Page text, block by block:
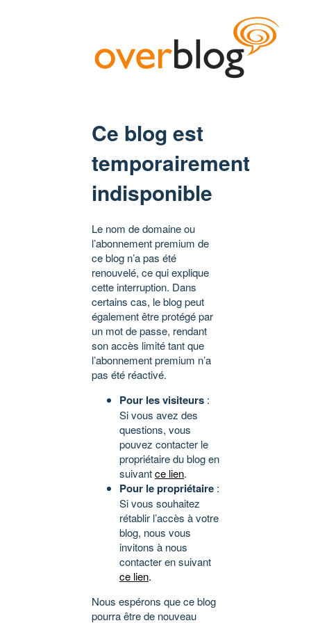
Ce blog est
temporairement
indisponible
Le nom de domaine ou
l’abonnement premium de
ce blog n’a pas été
renouvelé, ce qui explique
cette interruption. Dans
certains cas, le blog peut
également être protégé par
un mot de passe, rendant
son accès limité tant que
l’abonnement premium n’a
pas été réactivé.
Pour les visiteurs :
Si vous avez des
questions, vous
pouvez contacter le
propriétaire du blog en
suivantce lien.
Pour le propriétaire :
Si vous souhaitez
rétablir l’accès à votre
blog, nous vous
invitons à nous
contacter en suivant
ce lien.
Nous espérons que ce blog
pourra être de nouveau